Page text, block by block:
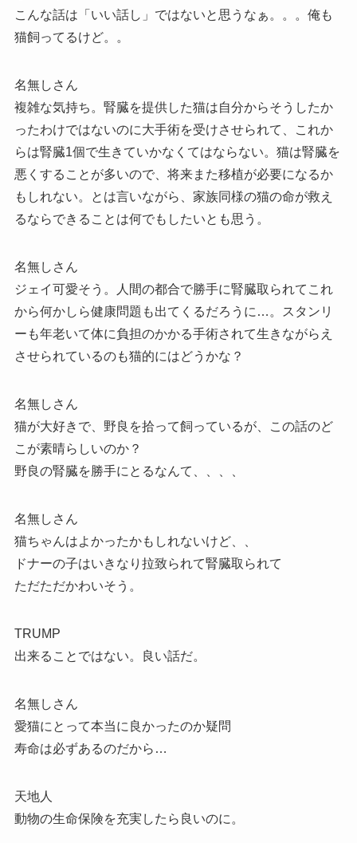
こんな話は「いい話し」ではないと思うなぁ。。。俺も
猫飼ってるけど。。
名無しさん
複雑な気持ち。腎臓を提供した猫は自分からそうしたか
ったわけではないのに大手術を受けさせられて、これか
らは腎臓1個で生きていかなくてはならない。猫は腎臓を
悪くすることが多いので、将来また移植が必要になるか
もしれない。とは言いながら、家族同様の猫の命が救え
るならできることは何でもしたいとも思う。
名無しさん
ジェイ可愛そう。人間の都合で勝手に腎臓取られてこれ
から何かしら健康問題も出てくるだろうに…。スタンリ
ーも年老いて体に負担のかかる手術されて生きながらえ
させられているのも猫的にはどうかな？
名無しさん
猫が大好きで、野良を拾って飼っているが、この話のど
こが素晴らしいのか？
野良の腎臓を勝手にとるなんて、、、、
名無しさん
猫ちゃんはよかったかもしれないけど、、
ドナーの子はいきなり拉致られて腎臓取られて
ただただかわいそう。
TRUMP
出来ることではない。良い話だ。
名無しさん
愛猫にとって本当に良かったのか疑問
寿命は必ずあるのだから…
天地人
動物の生命保険を充実したら良いのに。